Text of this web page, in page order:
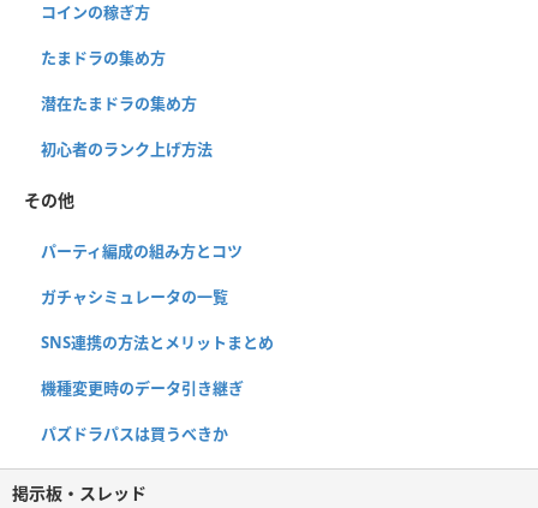
コインの稼ぎ方
たまドラの集め方
潜在たまドラの集め方
初心者のランク上げ方法
その他
パーティ編成の組み方とコツ
ガチャシミュレータの一覧
SNS連携の方法とメリットまとめ
機種変更時のデータ引き継ぎ
パズドラパスは買うべきか
掲示板・スレッド